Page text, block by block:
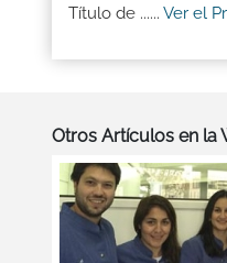
Título de ...... Ver el
Otros Artículos en la